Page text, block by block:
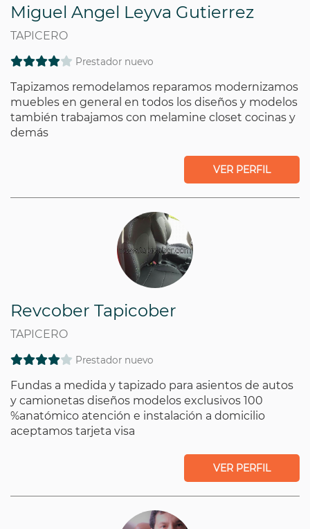
Miguel Angel Leyva Gutierrez
TAPICERO
Prestador nuevo
Tapizamos remodelamos reparamos modernizamos
muebles en general en todos los diseños y modelos
también trabajamos con melamine closet cocinas y
demás
VER PERFIL
Revcober Tapicober
TAPICERO
Prestador nuevo
Fundas a medida y tapizado para asientos de autos
y camionetas diseños modelos exclusivos 100
%anatómico atención e instalación a domicilio
aceptamos tarjeta visa
VER PERFIL